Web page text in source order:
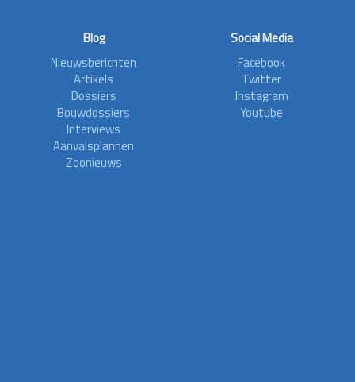
Blog
Nieuwsberichten
Artikels
Dossiers
Bouwdossiers
Interviews
Aanvalsplannen
Zoonieuws
Social Media
Facebook
Twitter
Instagram
Youtube